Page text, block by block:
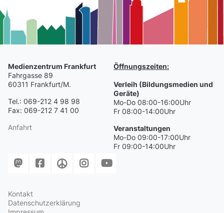
Medienzentrum Frankfurt
Fahrgasse 89
60311 Frankfurt/M.
Tel.: 069-212 4 98 98
Fax: 069-212 7 41 00
Anfahrt
Öffnungszeiten:
Verleih (Bildungsmedien und
Geräte)
Mo-Do 08:00-16:00Uhr
Fr 08:00-14:00Uhr
Veranstaltungen
Mo-Do 09:00-17:00Uhr
Fr 09:00-14:00Uhr
Kontakt
Datenschutzerklärung